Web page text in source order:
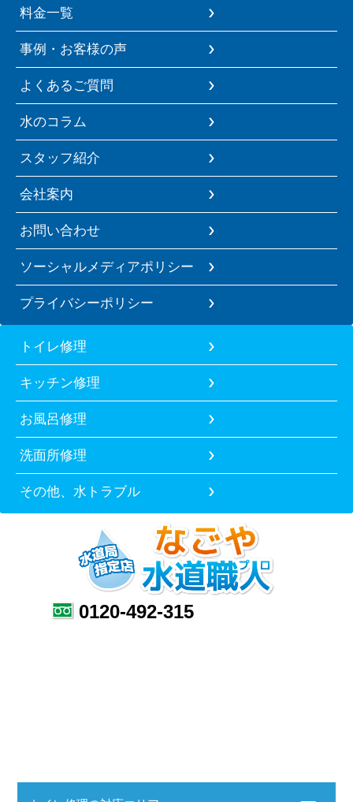
料金一覧
事例・お客様の声
よくあるご質問
水のコラム
スタッフ紹介
会社案内
お問い合わせ
ソーシャルメディアポリシー
プライバシーポリシー
トイレ修理
キッチン修理
お風呂修理
洗面所修理
その他、水トラブル
0120-492-315